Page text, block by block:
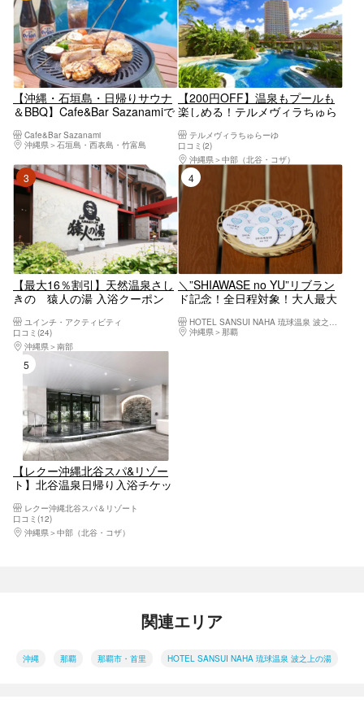
【沖縄・石垣島・日帰りサウナ
＆BBQ】Cafe&Bar Sazanamiで
ースを堪能！ビーチまで30秒の
絶景スポット
Cafe&Bar Sazanami
沖縄県
石垣島・西表島・竹富島
【200円OFF】温泉もプールも
楽しめる！テルメヴィラちゅら
テルメヴィラちゅらーゆ
口コミ(2)
沖縄県
中部（北谷・コザ）
3位
【最大16％割引】天然温泉さし
きの 猿人の湯 入浴クーポン
ユインチ・アクティビティ
口コミ(24)
沖縄県
南部
4位
＼”SHIAWASE no YU”リブラン
ド記念！全日程対象！大人最大
の温泉体験プラン
沖縄県
那覇
5位
【レクー沖縄北谷スパ&リゾー
ト】北谷温泉日帰り入浴チケッ
レクー沖縄北谷スパ＆リゾート
口コミ(12)
沖縄県
中部（北谷・コザ）
関連エリア
沖縄 那覇 那覇市・首里 HOTEL SANSUI NAHA 琉球温泉 波之上の湯